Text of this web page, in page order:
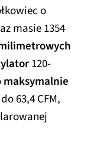
o
masie 1354
120-
maksymalnie
63,4 CFM,